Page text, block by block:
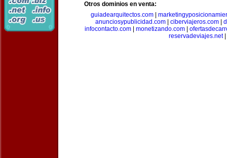
Otros dominios en venta:
guiadearquitectos.com
anunciosypublicidad.com| ciberviajeros.com|
infocontacto.com
monetizando.com
reservadeviajes.net|